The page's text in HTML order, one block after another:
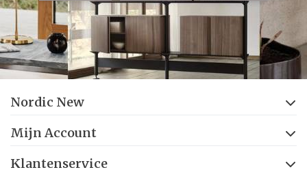
Nordic New
Mijn Account
Klantenservice